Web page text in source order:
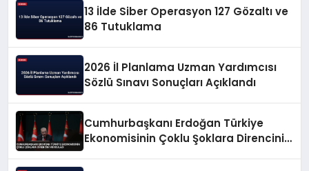
13 İlde Siber Operasyon 127 Gözaltı ve
86 Tutuklama
2026 İl Planlama Uzman Yardımcısı
Sözlü Sınavı Sonuçları Açıklandı
Cumhurbaşkanı Erdoğan Türkiye
Ekonomisinin Çoklu Şoklara Direncini